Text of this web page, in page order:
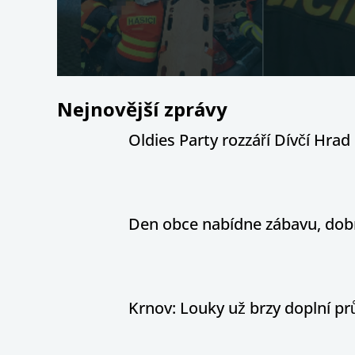
Nejnovější zprávy
Oldies Party rozzáří Dívčí
Den obce nabídne zábavu,
Krnov: Louky už brzy doplní